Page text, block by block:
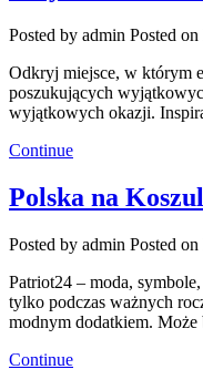
Posted by admin Posted
Odkryj miejsce, w którym
poszukujących
wyjątkowych okazji.
Continue
Polska na
Posted by admin Posted
Patriot24 – moda,
tylko podczas ważnych
modnym dodatkiem.
Continue